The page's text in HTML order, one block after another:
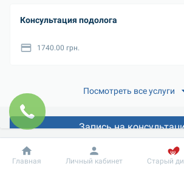
Консультация подолога
1740.00 грн.
Посмотреть все услуги
Запись на
Онлайн разъяснение
Добробут Информация
Главная Личный кабинет Старый